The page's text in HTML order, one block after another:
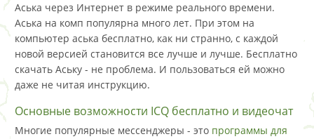
Аська через Интернет в режиме реального времени.
Аська на комп популярна много лет. При этом на
компьютер аська бесплатно, как ни странно, с каждой
новой версией становится все лучше и лучше. Бесплатно
скачать Аську - не проблема. И пользоваться ей можно
даже не читая инструкцию.
Основные возможности ICQ бесплатно и видеочат
Многие популярные мессенджеры - это программы для